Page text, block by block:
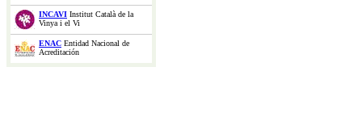
INCAVI Institut Català de la
Vinya i el Vi
ENAC Entidad Nacional de
Acreditación